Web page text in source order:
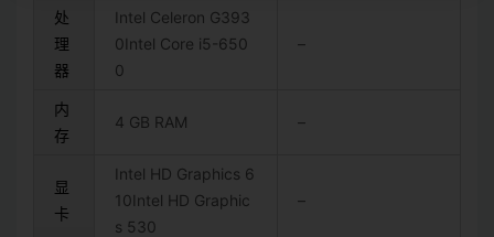
处
理
器
Intel Celeron G393
0Intel Core i5-650
0
–
内
存
4 GB RAM –
显
卡
Intel HD Graphics 6
10Intel HD Graphic
s 530
–